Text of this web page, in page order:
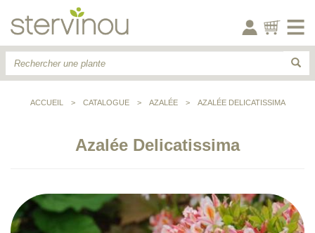
ACCUEIL > CATALOGUE > AZALÉE > AZALÉE DELICATISSIMA
Azalée Delicatissima